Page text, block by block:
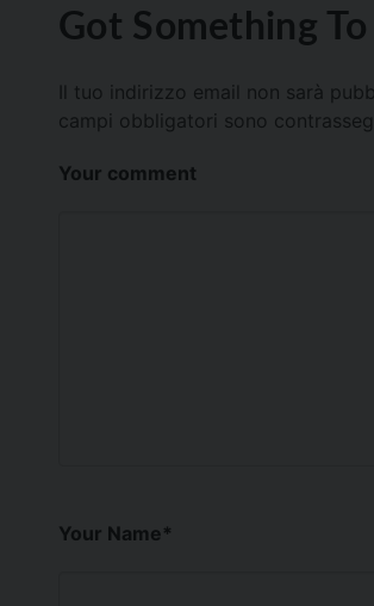
Got Something To
Il tuo indirizzo email non sarà
campi obbligatori sono
Your comment
Your Name*